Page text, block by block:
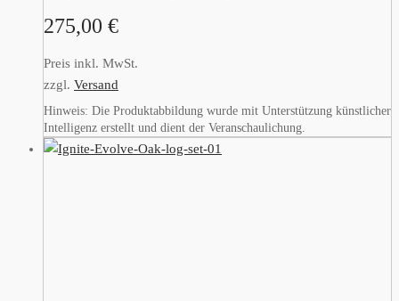
275,00 €
Preis inkl. MwSt.
zzgl. Versand
Hinweis: Die Produktabbildung wurde mit Unterstützung künstlicher
Intelligenz erstellt und dient der Veranschaulichung.